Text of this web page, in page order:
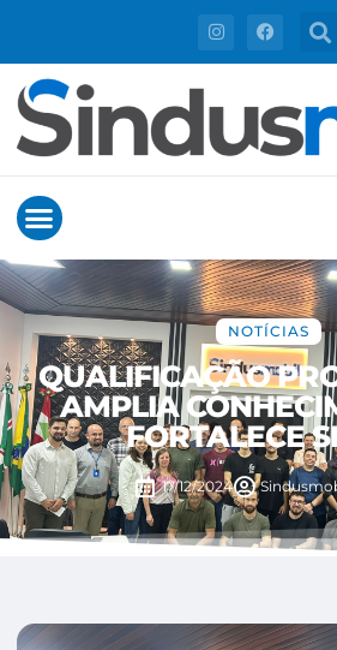
NOTÍCIAS
QUALIFICAÇÃO
AMPLIA
FORTALECE
17/12/2024